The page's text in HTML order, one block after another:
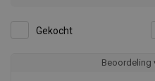
Gekocht
Beoordeling